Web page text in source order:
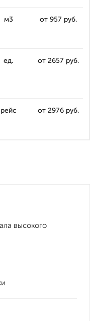
м3 от 957 руб.
ед. от 2657 руб.
рейс от 2976 руб.
высокого